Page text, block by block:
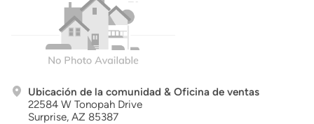
Ubicación de la comunidad & Oficina de ventas
22584 W Tonopah Drive
Surprise, AZ 85387